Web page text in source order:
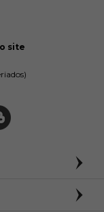
site